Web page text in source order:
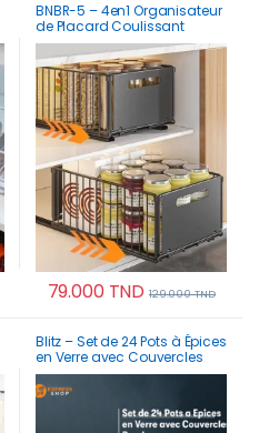
BNBR-5 – 4en1 Organisateur
de Placard Coulissant
Pliable acier inoxydable
grande Capacité
79.000TND 129.000TND
Blitz – Set de 24 Pots à Épices
en Verre avec Couvercles
Bambou Rangement
Hermétique